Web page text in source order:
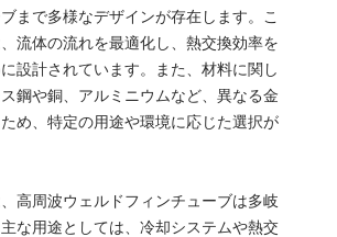
まで多様なデザインが存在します。こ
流体の流れを最適化し、熱交換効率を
設計されています。また、材料に関し
鋼や銅、アルミニウムなど、異なる金
め、特定の用途や環境に応じた選択が
高周波ウェルドフィンチューブは多岐
な用途としては、冷却システムや熱交